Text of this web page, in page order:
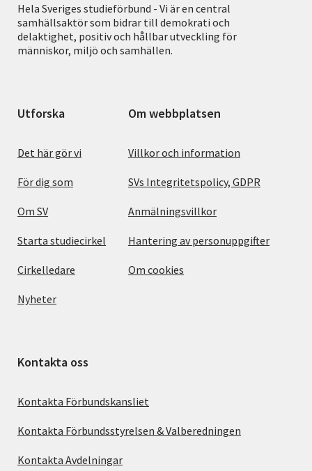
Hela Sveriges studieförbund - Vi är en central
samhällsaktör som bidrar till demokrati och
delaktighet, positiv och hållbar utveckling för
människor, miljö och samhällen.
Utforska
Det här gör vi
För dig som
Om SV
Starta studiecirkel
Cirkelledare
Nyheter
Om webbplatsen
Villkor och information
SVs Integritetspolicy, GDPR
Anmälningsvillkor
Hantering av personuppgifter
Om cookies
Kontakta oss
Kontakta Förbundskansliet
Kontakta Förbundsstyrelsen & Valberedningen
Kontakta Avdelningar